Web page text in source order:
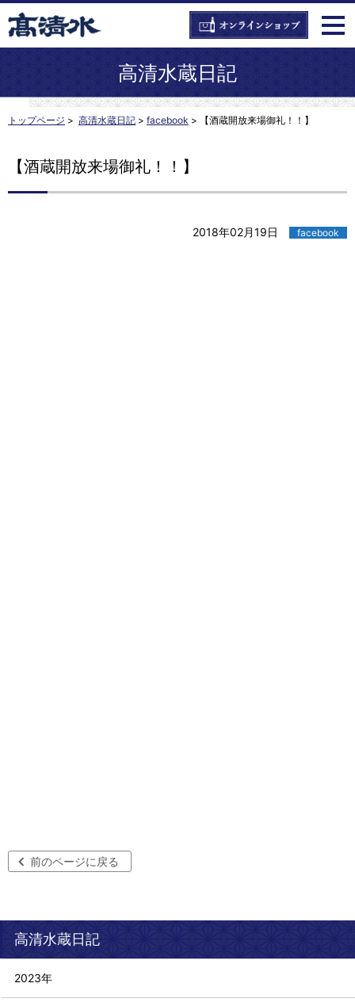
高清水蔵日記
トップページ > 高清水蔵日記 > facebook > 【酒蔵開放来場御礼！！】
【酒蔵開放来場御礼！！】
2018年02月19日 facebook
前のページに戻る
高清水蔵日記
2023年